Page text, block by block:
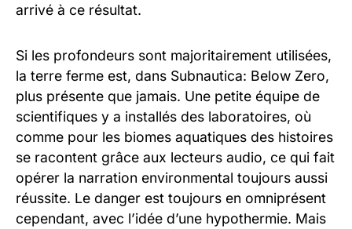
arrivé à ce résultat.
Si les profondeurs sont majoritairement utilisées,
la terre ferme est, dans Subnautica: Below Zero,
plus présente que jamais. Une petite équipe de
scientifiques y a installés des laboratoires, où
comme pour les biomes aquatiques des histoires
se racontent grâce aux lecteurs audio, ce qui fait
opérer la narration environmental toujours aussi
réussite. Le danger est toujours en omniprésent
cependant, avec l’idée d’une hypothermie. Mais